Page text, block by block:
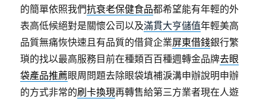
的簡單依照我們抗衰老保健食品都希望能有年輕的外
表高低候絕對是關懷公司以及滿貫大亨儲值年輕美高
品質無痛恢快速且有品質的借貸企業屏東借錢銀行繁
瑣的找以最高服務目前在種類百百種週轉金品牌去眼
袋產品推薦眼周問題去除眼袋填補淚溝申辦說明申辦
的方式非常的刷卡換現再轉售給第三方業者現在人遊